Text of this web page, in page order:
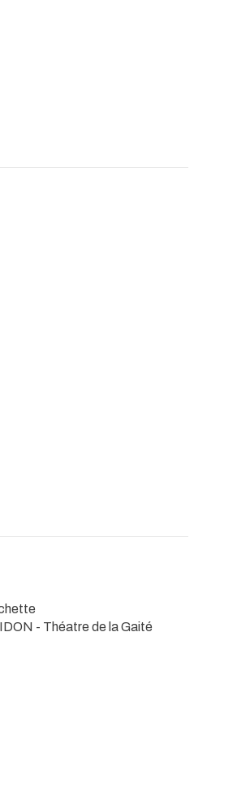
- Théatre de la Gaité